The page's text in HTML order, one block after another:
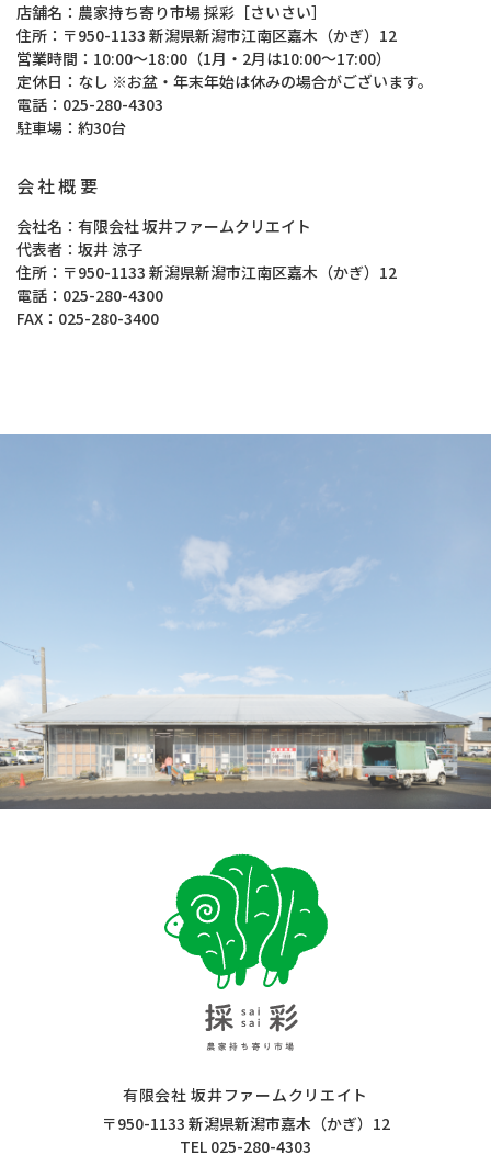
店舗名
農家持ち寄り市場 採彩［さいさい］
住所
〒950-1133 新潟県新潟市江南区嘉木（かぎ）12
営業時間
10:00～18:00（1月・2月は10:00～17:00）
定休日
なし ※お盆・年末年始は休みの場合がございます。
電話
025-280-4303
駐車場
約30台
会社概要
会社名
有限会社 坂井ファームクリエイト
代表者
坂井 涼子
住所
〒950-1133 新潟県新潟市江南区嘉木（かぎ）12
電話
025-280-4300
FAX
025-280-3400
採彩 saisai 農家持ち寄り市場
有限会社 坂井ファームクリエイト
〒950-1133 新潟県新潟市嘉木（かぎ）12
TEL 025-280-4303